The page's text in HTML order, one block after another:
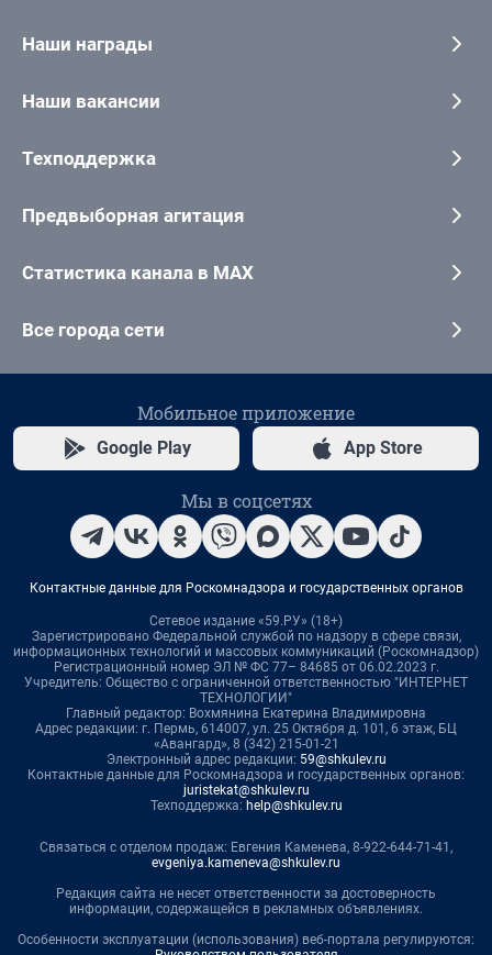
Наши награды
Наши вакансии
Техподдержка
Предвыборная агитация
Статистика канала в MAX
Все города сети
Мобильное приложение
Google Play App Store
Мы в соцсетях
Контактные данные для Роскомнадзора и государственных органов
Сетевое издание «59.РУ» (18+)
Зарегистрировано Федеральной службой по надзору в сфере связи,
информационных технологий и массовых коммуникаций (Роскомнадзор)
Регистрационный номер ЭЛ № ФС 77– 84685 от 06.02.2023 г.
Учредитель: Общество с ограниченной ответственностью "ИНТЕРНЕТ
ТЕХНОЛОГИИ"
Главный редактор: Вохмянина Екатерина Владимировна
Адрес редакции: г. Пермь, 614007, ул. 25 Октября д. 101, 6 этаж, БЦ
«Авангард», 8 (342) 215-01-21
Электронный адрес редакции: 59@shkulev.ru
Контактные данные для Роскомнадзора и государственных органов:
juristekat@shkulev.ru
Техподдержка: help@shkulev.ru
Связаться с отделом продаж: Евгения Каменева, 8-922-644-71-41,
evgeniya.kameneva@shkulev.ru
Редакция сайта не несет ответственности за достоверность
информации, содержащейся в рекламных объявлениях.
Особенности эксплуатации (использования) веб-портала регулируются: